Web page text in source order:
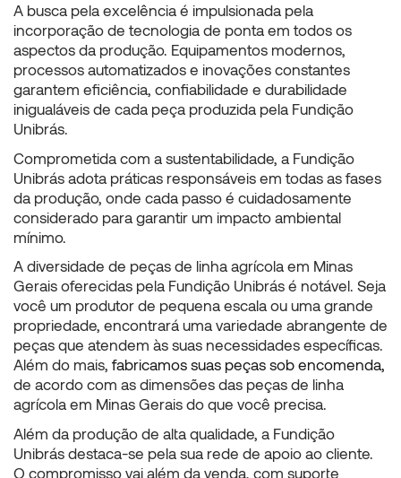
A busca pela excelência é impulsionada pela
incorporação de tecnologia de ponta em todos os
aspectos da produção. Equipamentos modernos,
processos automatizados e inovações constantes
garantem eficiência, confiabilidade e durabilidade
inigualáveis de cada peça produzida pela Fundição
Unibrás.
Comprometida com a sustentabilidade, a Fundição
Unibrás adota práticas responsáveis em todas as fases
da produção, onde cada passo é cuidadosamente
considerado para garantir um impacto ambiental
mínimo.
A diversidade de peças de linha agrícola em Minas
Gerais oferecidas pela Fundição Unibrás é notável. Seja
você um produtor de pequena escala ou uma grande
propriedade, encontrará uma variedade abrangente de
peças que atendem às suas necessidades específicas.
Além do mais, fabricamos suas peças sob encomenda,
de acordo com as dimensões das peças de linha
agrícola em Minas Gerais do que você precisa.
Além da produção de alta qualidade, a Fundição
Unibrás destaca-se pela sua rede de apoio ao cliente.
O compromisso vai além da venda, com suporte